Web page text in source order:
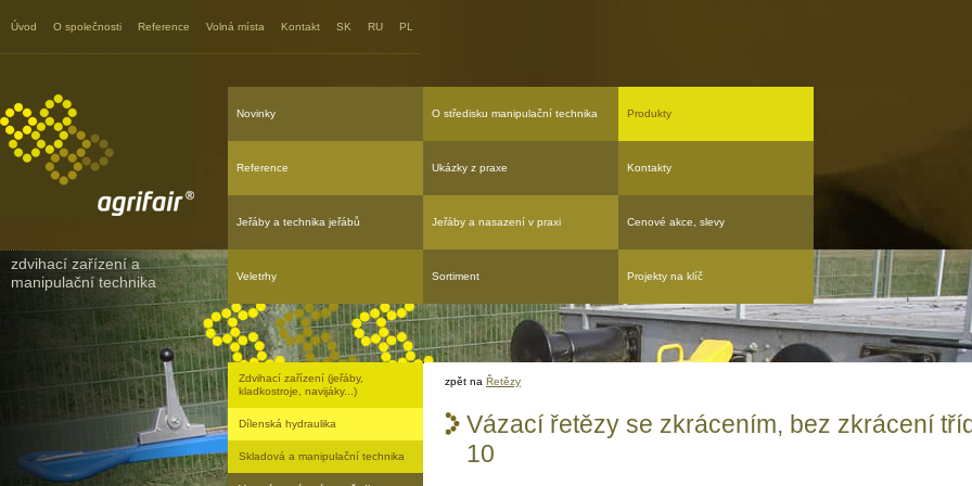
Novinky O středisku manipulační technika Produkty
Reference Ukázky z praxe Kontakty
Jeřáby a technika jeřábů Jeřáby a nasazení v praxi Cenové akce, slevy
Veletrhy Sortiment Projekty na klíč
zpět na Řetězy
Vázací řetězy se zkrácením, bez zkrácení
10
Zdvihací zařízení (jeřáby,
kladkostroje, navijáky...)
Dílenská hydraulika
Skladová a manipulační technika
zdvihací zařízení a
manipulační technika
Úvod O společnosti Reference Volná místa Kontakt SK RU PL